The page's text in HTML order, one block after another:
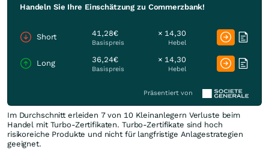
Handeln Sie Ihre Einschätzung zu Commerzbank!
Short 41,28€
Basispreis
× 14,30
Hebel
Long 36,24€
Basispreis
× 14,30
Hebel
Präsentiert von
Im Durchschnitt erleiden 7 von 10 Kleinanlegern Verluste beim
Handel mit Turbo-Zertifikaten. Turbo-Zertifikate sind hoch
risikoreiche Produkte und nicht für langfristige Anlagestrategien
geeignet.